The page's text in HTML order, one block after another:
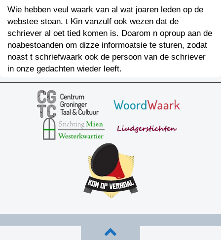
Wie hebben veul waark van al wat joaren leden op de
webstee stoan. t Kin vanzulf ook wezen dat de
schriever al oet tied komen is. Doarom n oproup aan de
noabestoanden om dizze informoatsie te sturen, zodat
noast t schriefwaark ook de persoon van de schriever
in onze gedachten wieder leeft.